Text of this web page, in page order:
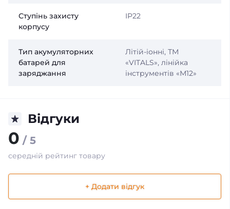
Ступінь захисту
корпусу
IP22
Тип акумуляторних
батарей для
заряджання
Літій-іонні, ТМ
«VITALS», лінійка
інструментів «М12»
Відгуки
0 / 5
середній рейтинг товару
+ Додати відгук